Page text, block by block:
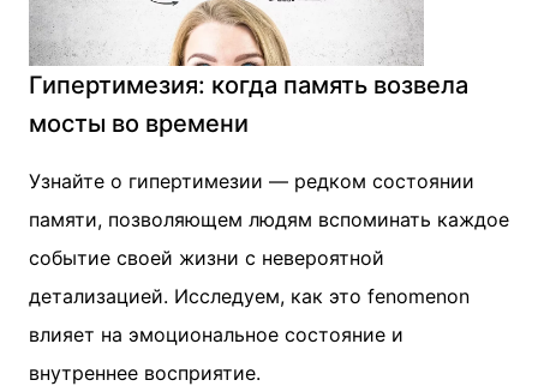
Гипертимезия: когда память возвела
мосты во времени
Узнайте о гипертимезии — редком состоянии
памяти, позволяющем людям вспоминать каждое
событие своей жизни с невероятной
детализацией. Исследуем, как это fenomenon
влияет на эмоциональное состояние и
внутреннее восприятие.